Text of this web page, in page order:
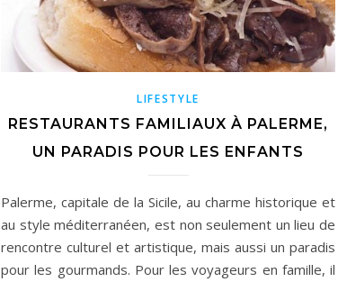
LIFESTYLE
RESTAURANTS FAMILIAUX À PALERME,
UN PARADIS POUR LES ENFANTS
Palerme, capitale de la Sicile, au charme historique et
au style méditerranéen, est non seulement un lieu de
rencontre culturel et artistique, mais aussi un paradis
pour les gourmands. Pour les voyageurs en famille, il